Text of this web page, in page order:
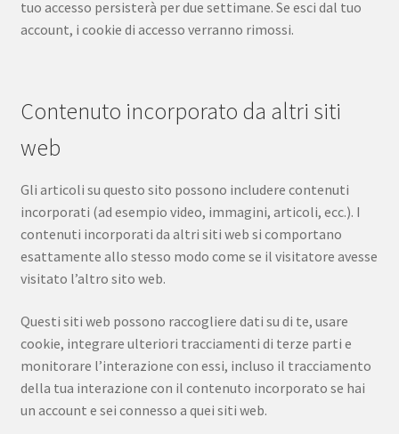
tuo accesso persisterà per due settimane. Se esci dal tuo
account, i cookie di accesso verranno rimossi.
Contenuto incorporato da altri siti
web
Gli articoli su questo sito possono includere contenuti
incorporati (ad esempio video, immagini, articoli, ecc.). I
contenuti incorporati da altri siti web si comportano
esattamente allo stesso modo come se il visitatore avesse
visitato l’altro sito web.
Questi siti web possono raccogliere dati su di te, usare
cookie, integrare ulteriori tracciamenti di terze parti e
monitorare l’interazione con essi, incluso il tracciamento
della tua interazione con il contenuto incorporato se hai
un account e sei connesso a quei siti web.